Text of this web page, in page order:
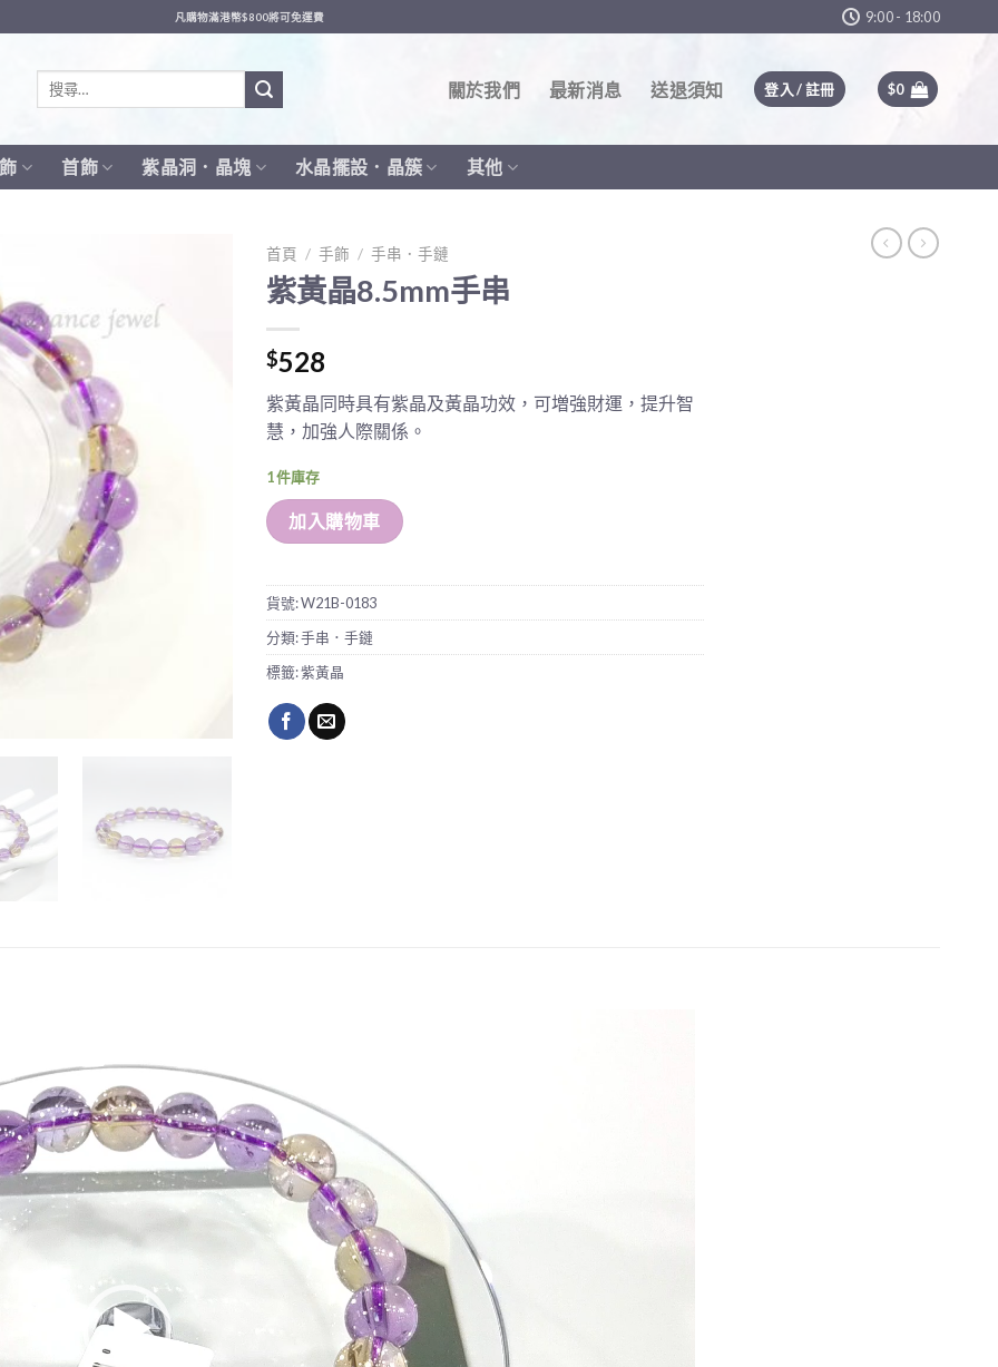
凡購物滿港幣$800將可免運費 9:00 - 18:00
鍵
關於我們 最新消息 送退須知 登入 / 註冊 $0
首飾 紫晶洞．晶塊 水晶擺設．晶簇 其他
首頁 / 手飾 / 手串．手鏈
紫黃晶8.5mm手串
$528
紫黃晶同時具有紫晶及黃晶功效，可増強財運，提升智
慧，加強人際關係。
1 件庫存
加入購物車
貨號:W21B-0183
分類:手串．手鏈
標籤:紫黃晶